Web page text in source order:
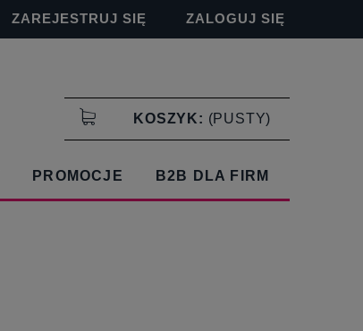
ZAREJESTRUJ SIĘ ZALOGUJ SIĘ
KOSZYK: (PUSTY)
PROMOCJE B2B DLA FIRM